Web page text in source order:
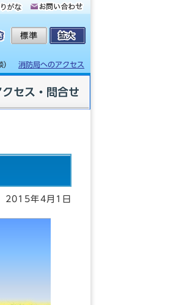
） 消防局へのアクセス
クセス・問合せ
2015年4月1日